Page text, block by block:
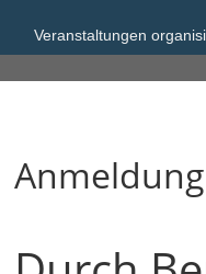
Veranstaltungen
2026)